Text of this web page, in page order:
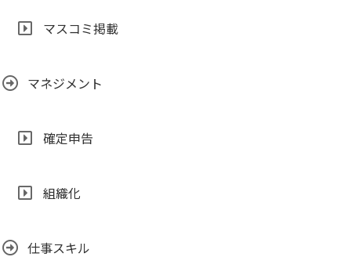
マスコミ掲載
マネジメント
確定申告
組織化
仕事スキル